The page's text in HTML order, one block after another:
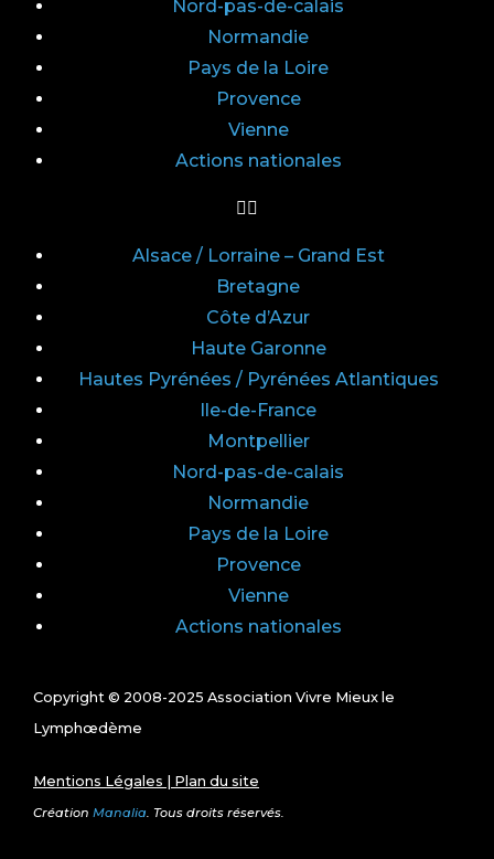
Copyright © 2008-2025 Association Vivre Mieux le
Lymphœdème
Mentions Légales Plan du site
Création Manalia. Tous droits réservés.
Nord-pas-de-calais
Normandie
Pays de la Loire
Provence
Vienne
Actions nationales
Alsace / Lorraine – Grand Est
Bretagne
Côte d’Azur
Haute Garonne
Hautes Pyrénées / Pyrénées Atlantiques
Ile-de-France
Montpellier
Nord-pas-de-calais
Normandie
Pays de la Loire
Provence
Vienne
Actions nationales